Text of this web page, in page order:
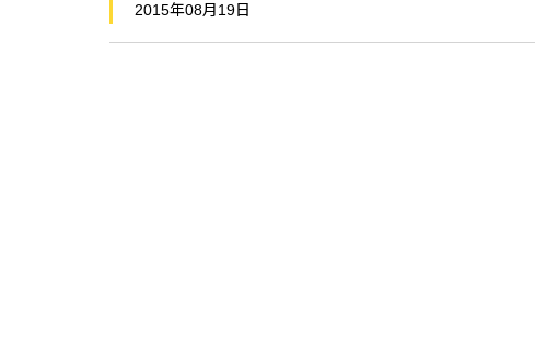
2015年08月19日